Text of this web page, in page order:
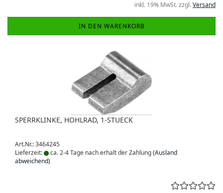
inkl. 19% MwSt. zzgl.Versand
IN DEN WARENKORB
SPERRKLINKE, HOHLRAD, 1-STUECK
Art.Nr.: 3464245
Lieferzeit:
ca. 2-4 Tage nach erhalt der Zahlung(Ausland
abweichend)